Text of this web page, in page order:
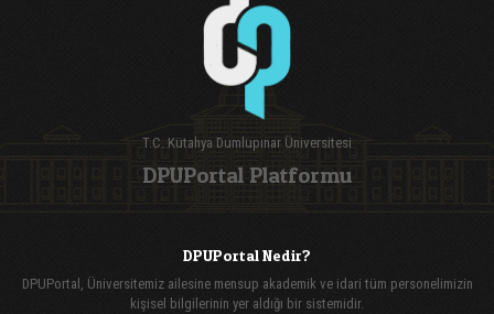
T.C. Kütahya Dumlupınar Üniversitesi
DPUPortal Platformu
DPUPortal Nedir?
DPUPortal, Üniversitemiz ailesine mensup akademik ve idari tüm personelimizin
kişisel bilgilerinin yer aldığı bir sistemidir.